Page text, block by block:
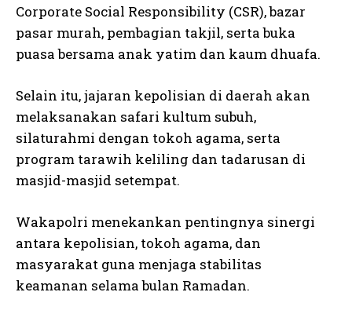
Corporate Social Responsibility (CSR), bazar
pasar murah, pembagian takjil, serta buka
puasa bersama anak yatim dan kaum dhuafa.
Selain itu, jajaran kepolisian di daerah akan
melaksanakan safari kultum subuh,
silaturahmi dengan tokoh agama, serta
program tarawih keliling dan tadarusan di
masjid-masjid setempat.
Wakapolri menekankan pentingnya sinergi
antara kepolisian, tokoh agama, dan
masyarakat guna menjaga stabilitas
keamanan selama bulan Ramadan.